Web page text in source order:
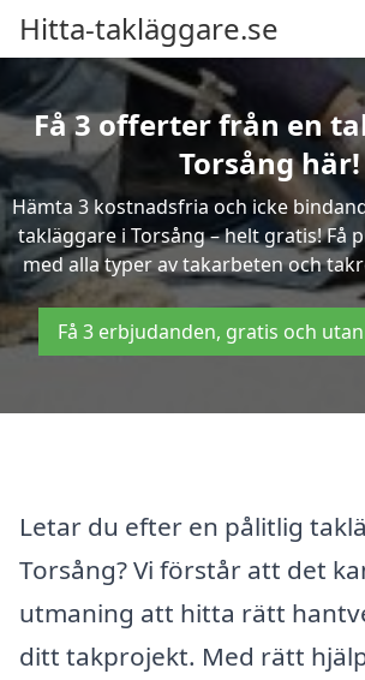
Hitta-takläggare.se
Få 3 offerter från en
Torsång här!
Hämta 3 kostnadsfria och icke
takläggare i Torsång – helt gratis! Få
med alla typer av takarbeten och
Få 3 erbjudanden, gratis och
Letar du efter en pålitlig
Torsång? Vi förstår att det
utmaning att hitta rätt
ditt takprojekt. Med rätt